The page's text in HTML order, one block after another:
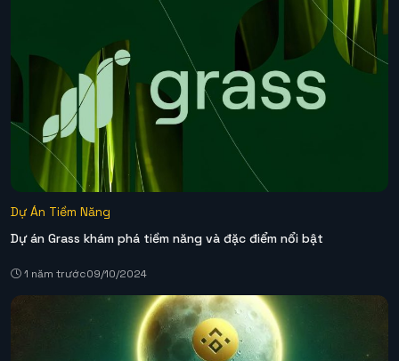
Dự Án Tiềm Năng
Dự án Grass khám phá tiềm năng và đặc điểm nổi bật
1 năm trước09/10/2024